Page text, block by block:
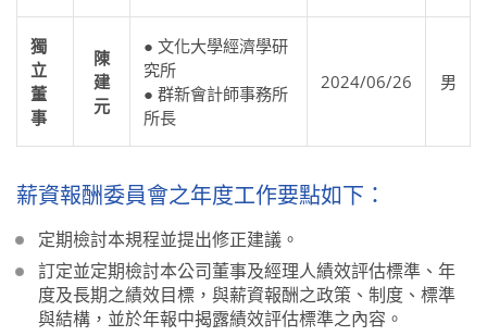
獨
立
董
事
陳
建
元
● 文化大學經濟學研
究所
● 群新會計師事務所
所長
2024/06/26 男
薪資報酬委員會之年度工作要點如下：
定期檢討本規程並提出修正建議。
訂定並定期檢討本公司董事及經理人績效評估標準、年
度及長期之績效目標，與薪資報酬之政策、制度、標準
與結構，並於年報中揭露績效評估標準之內容。